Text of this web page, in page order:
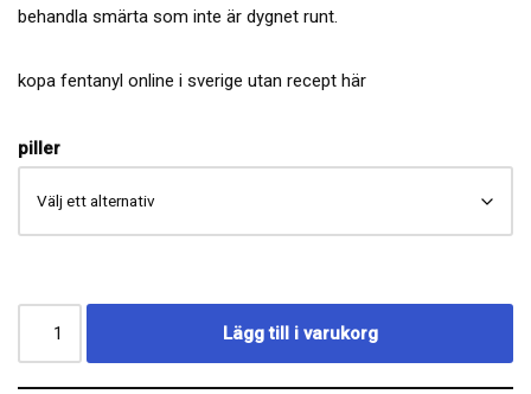
behandla smärta som inte är dygnet runt.
kopa fentanyl online i sverige utan recept här
piller
Lägg till i varukorg